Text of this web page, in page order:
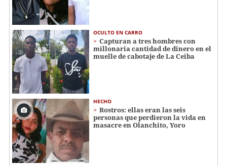
OCULTO EN CARRO
Capturan a tres hombres con
millonaria cantidad de dinero en el
muelle de cabotaje de La Ceiba
HECHO
Rostros: ellas eran las seis
personas que perdieron la vida en
masacre en Olanchito, Yoro